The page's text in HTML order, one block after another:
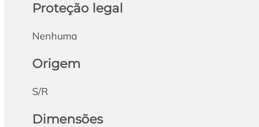
Proteção legal
Nenhuma
Origem
S/R
Dimensões